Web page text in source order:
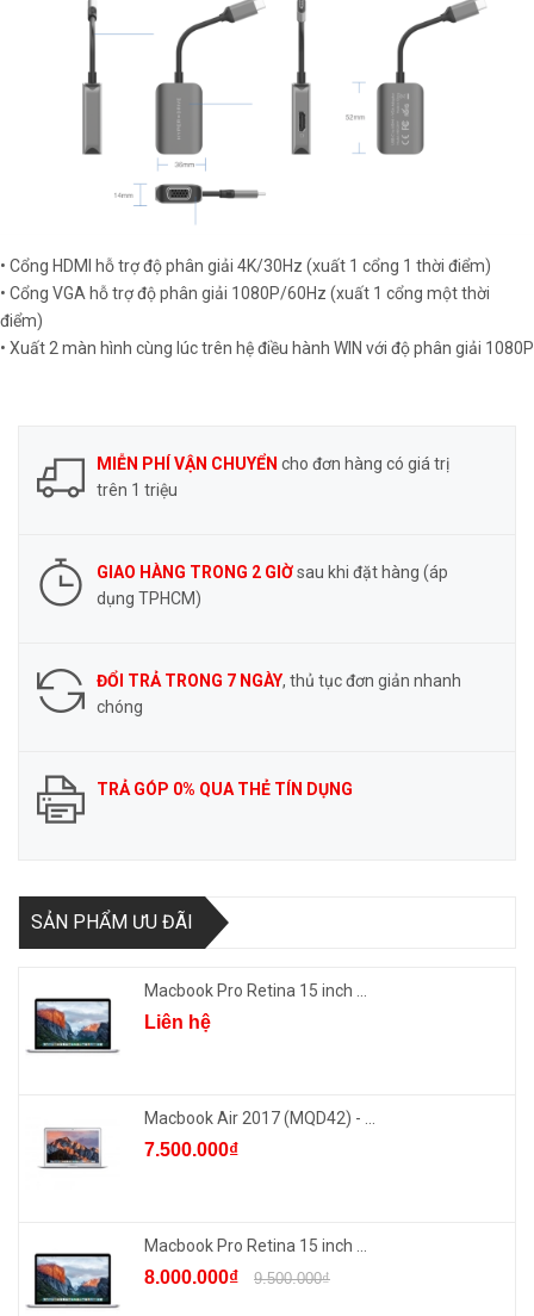
• Cổng HDMI hỗ trợ độ phân giải 4K/30Hz (xuất 1 cổng 1 thời điểm)
• Cổng VGA hỗ trợ độ phân giải 1080P/60Hz (xuất 1 cổng một thời
điểm)
• Xuất 2 màn hình cùng lúc trên hệ điều hành WIN với độ phân giải 1080P
MIỄN PHÍ VẬN CHUYỂN cho đơn hàng có giá trị
trên 1 triệu
GIAO HÀNG TRONG 2 GIỜsau khi đặt hàng (áp
dụng TPHCM)
ĐỔI TRẢ TRONG 7 NGÀY, thủ tục đơn giản nhanh
chóng
TRẢ GÓP 0% QUA THẺ TÍN DỤNG
SẢN PHẨM ƯU ĐÃI
Macbook Pro Retina 15 inch ...
Liên hệ
Macbook Air 2017 (MQD42) - ...
7.500.000₫
Macbook Pro Retina 15 inch ...
8.000.000₫ 9.500.000₫